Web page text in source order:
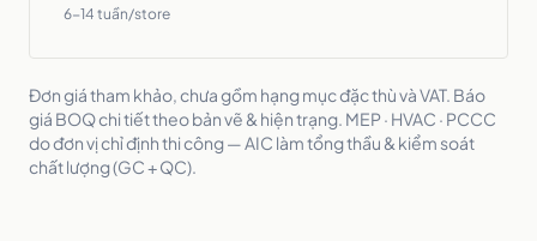
6-14 tuần/store
Đơn giá tham khảo, chưa gồm hạng mục đặc thù và VAT. Báo
giá BOQ chi tiết theo bản vẽ & hiện trạng. MEP · HVAC · PCCC
do đơn vị chỉ định thi công — AIC làm tổng thầu & kiểm soát
chất lượng (GC + QC).